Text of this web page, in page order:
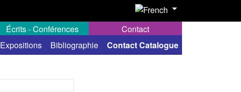
Expositions Bibliographie Contact Catalogue
Écrits - Conférences Contact